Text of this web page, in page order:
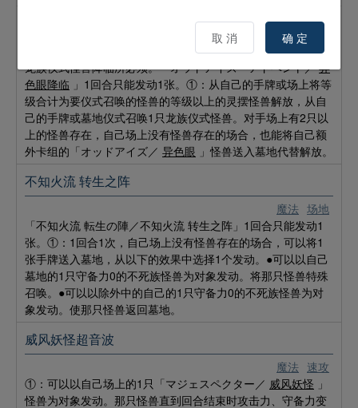
魔法 仪式
龙族仪式怪兽降临所必须。「オッドアイズ・アドベント／异
色眼降临 」1回合只能发动1张。①：从自己的手牌或场上将等
级合计为要仪式召唤的怪兽的等级以上的灵摆怪兽解放，从自
己的手牌或墓地仪式召唤1只龙族仪式怪兽。对手场上有2只以
上的怪兽存在，自己场上没有怪兽存在的场合，也能将自己额
外卡组的「オッドアイズ／ 异色眼 」怪兽送入墓地代替解放。
魔法 场地
不知火流 转生之阵
「不知火流 転生の陣／不知火流 转生之阵」1回合只能发动1
张。①：1回合1次，自己场上没有怪兽存在的场合，可以将1
张手牌送入墓地，从以下的效果中选择1个发动。●可以以自己
墓地的1只守备力0的不死族怪兽为对象发动。将那只怪兽特殊
召唤。●可以以除外中的自己的1只守备力0的不死族怪兽为对
象发动。使那只怪兽返回墓地。
魔法 速攻
威风妖怪超音波
①：可以以自己场上的1只「マジェスペクター／ 威风妖怪 」
怪兽为对象发动。那只怪兽直到回合结束时攻击力、守备力变
取 消 确 定